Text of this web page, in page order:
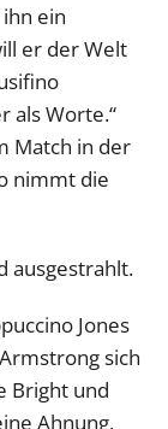
ein
er der Welt
als Worte.“
Match in der
nimmt die
ausgestrahlt.
Jones
sich
Bright und
Ahnung,